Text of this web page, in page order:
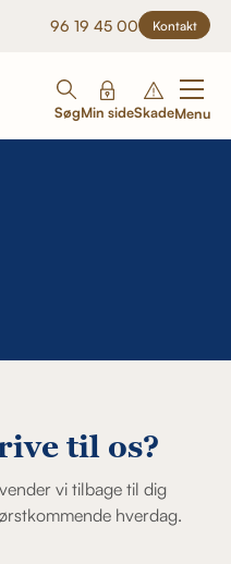
96 19 45 00 Kontakt
SøgMin sideSkadeMenu
til os?
vi tilbage til dig
hverdag.